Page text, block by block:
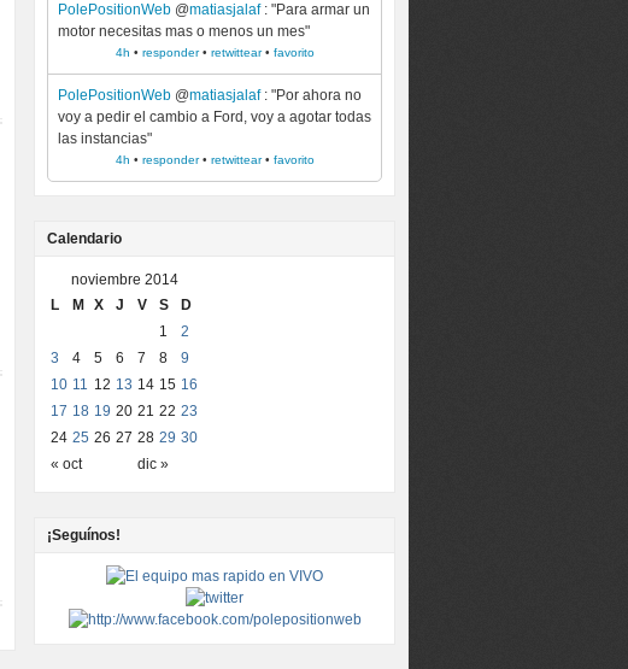
PolePositionWeb @matiasjalaf: "Para armar un
motor necesitas mas o menos un mes"
4h • responder• retwittear• favorito
PolePositionWeb @matiasjalaf: "Por ahora no
voy a pedir el cambio a Ford, voy a agotar todas
las instancias"
4h • responder• retwittear• favorito
Calendario
noviembre 2014
L
M X J V S D
« oct dic »
1
2
3
4 5 6 7 8
9
10 11 12 13 14 15 16
17 18 19 20 21 22 23
24 25 26 27 28 29 30
¡Seguínos!